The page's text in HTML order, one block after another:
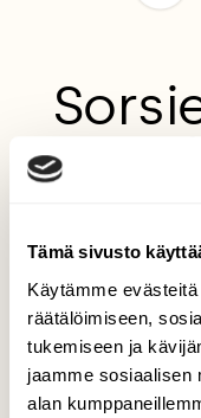
Tämä sivusto
Käytämme
räätälöimiseen,
tukemiseen ja
jaamme sosiaalisen
alan
samaan
saada